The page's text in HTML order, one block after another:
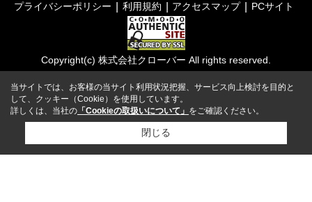
プライバシーポリシー 利用規約 アクセスマップ PCサイト
Copyright(c) 株式会社クローバー All rights reserved.
当サイトでは、お客様の当サイト利用状況把握、サービス向上検討を目的と
して、クッキー（Cookie）を使用しています。
詳しくは、当社の 「Cookieの取扱いについて」 をご確認ください。
閉じる